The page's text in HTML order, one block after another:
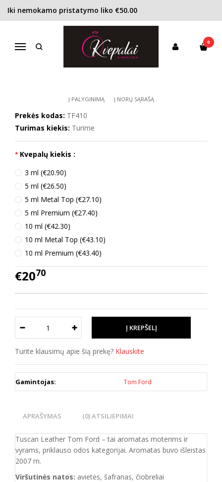
Iki nemokamo pristatymo liko €50.00
Navigacija
0
Pagrindinis KONCENTRACIJA
Kvapusis vanduo (EDP)
Tom Ford Tuscan Leather EDP unisex
TOM FORD TUSCAN LEATHER EDP
Į PALYGINIMĄ Į NORŲ SĄRAŠĄ
Prekės kodas: TF410
Turimas kiekis: Turime
Kvepalų kiekis :
3 ml (€20.90)
5 ml (€26.50)
5 ml Metal Top (€27.10)
5 ml Premium (€27.40)
10 ml (€42.30)
10 ml Metal Top (€43.10)
10 ml Premium (€43.40)
€2070
Turite klausimų apie šią prekę? Klauskite
Gamintojas: Tom Ford
APRAŠYMAS (0) ATSILIEPIMAI
Tuscan Leather Tom Ford – tai aromatas moterims ir
vyrams, priklauso odos kategorijai. Aromatas buvo išleistas
2007 m.
Viršutinės natos: avietės, šafranas, čiobreliai